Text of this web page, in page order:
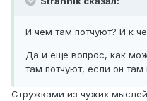
И чем там потчуют? И к
Да и еще вопрос, как
там потчуют, если он там
Стружками из чужих